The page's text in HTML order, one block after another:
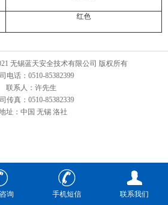
红色
无锡蓝天安全技术有限公司 版权所有
电话：0510-85382399
联系人：许先生
传真：0510-85382339
址：中国 无锡 洛社
询 手机短信 联系我们